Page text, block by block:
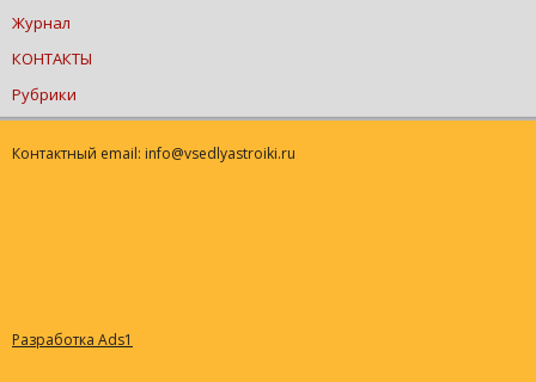
Журнал
КОНТАКТЫ
Рубрики
Контактный email: info@vsedlyastroiki.ru
Разработка Ads1